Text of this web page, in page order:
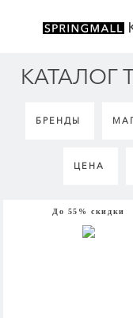
КАТАЛОГ
БРЕНДЫ
ЦЕНА
До 55% скидки